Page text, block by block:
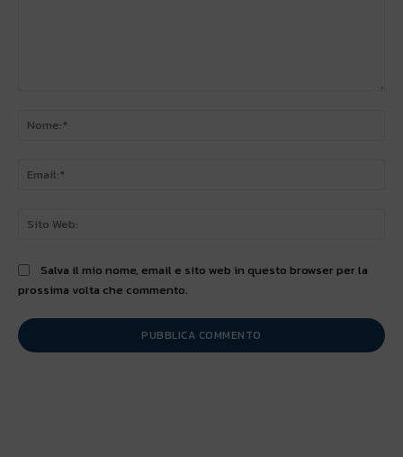
Salva il mio nome, email e sito web in questo browser per la
prossima volta che commento.